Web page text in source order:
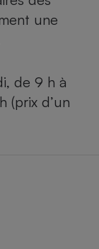
une
de 9 h à
(prix d’un